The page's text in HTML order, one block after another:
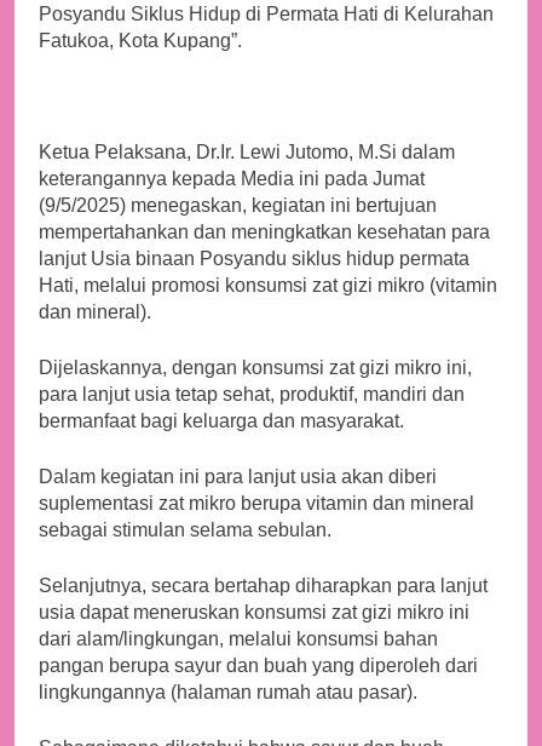
Posyandu Siklus Hidup di Permata Hati di Kelurahan
Fatukoa, Kota Kupang”.
Ketua Pelaksana, Dr.Ir. Lewi Jutomo, M.Si dalam
keterangannya kepada Media ini pada Jumat
(9/5/2025) menegaskan, kegiatan ini bertujuan
mempertahankan dan meningkatkan kesehatan para
lanjut Usia binaan Posyandu siklus hidup permata
Hati, melalui promosi konsumsi zat gizi mikro (vitamin
dan mineral).
Dijelaskannya, dengan konsumsi zat gizi mikro ini,
para lanjut usia tetap sehat, produktif, mandiri dan
bermanfaat bagi keluarga dan masyarakat.
Dalam kegiatan ini para lanjut usia akan diberi
suplementasi zat mikro berupa vitamin dan mineral
sebagai stimulan selama sebulan.
Selanjutnya, secara bertahap diharapkan para lanjut
usia dapat meneruskan konsumsi zat gizi mikro ini
dari alam/lingkungan, melalui konsumsi bahan
pangan berupa sayur dan buah yang diperoleh dari
lingkungannya (halaman rumah atau pasar).